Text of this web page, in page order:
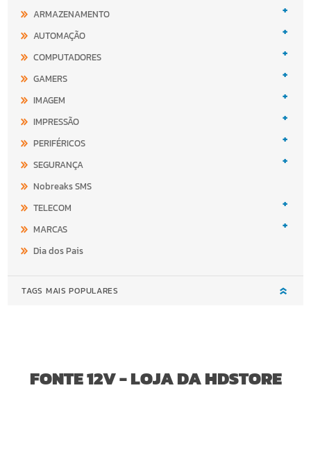
ARMAZENAMENTO
+
AUTOMAÇÃO +
COMPUTADORES +
GAMERS +
IMAGEM +
IMPRESSÃO +
PERIFÉRICOS +
SEGURANÇA +
Nobreaks SMS
TELECOM
+
MARCAS +
Dia dos Pais
TAGS MAIS POPULARES
FONTE 12V - LOJA DA HDSTORE